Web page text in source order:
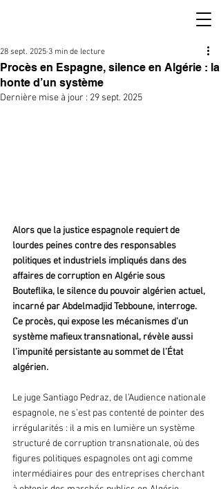
Procès en Espagne, silence en Algérie : la
honte d’un système
28 sept. 2025 3 min de lecture
Dernière mise à jour : 29 sept. 2025
Alors que la justice espagnole requiert de
lourdes peines contre des responsables
politiques et industriels impliqués dans des
affaires de corruption en Algérie sous
Bouteflika, le silence du pouvoir algérien actuel,
incarné par Abdelmadjid Tebboune, interroge.
Ce procès, qui expose les mécanismes d’un
système mafieux transnational, révèle aussi
l’impunité persistante au sommet de l’État
algérien.
Le juge Santiago Pedraz, de l’Audience nationale
espagnole, ne s’est pas contenté de pointer des
irrégularités : il a mis en lumière un système
structuré de corruption transnationale, où des
figures politiques espagnoles ont agi comme
intermédiaires pour des entreprises cherchant